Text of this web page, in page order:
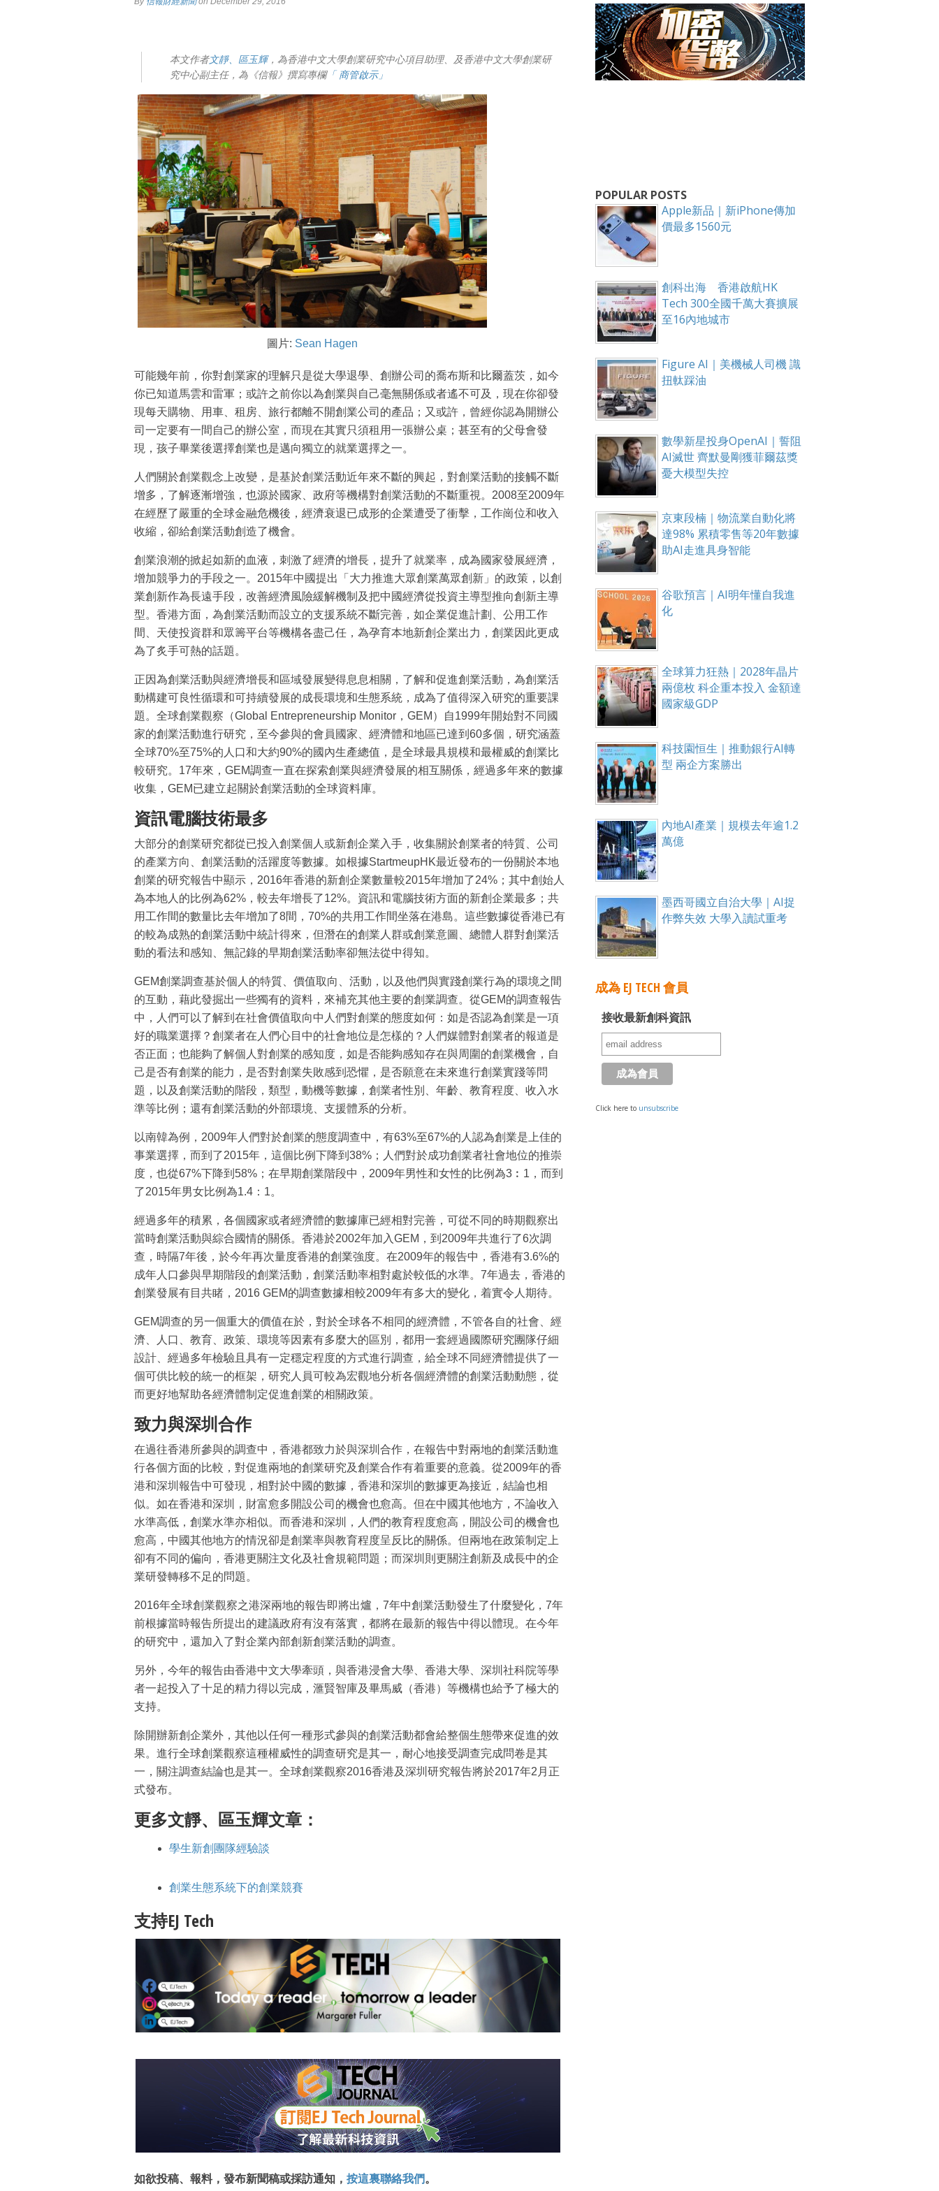
本文作者文靜、區玉輝，為香港中文大學創業研究中心項目助理、及香港中文大學創業研
究中心副主任，為《信報》撰寫專欄「 商管啟示」
圖片: Sean Hagen
可能幾年前，你對創業家的理解只是從大學退學、創辦公司的喬布斯和比爾蓋茨，如今
你已知道馬雲和雷軍；或許之前你以為創業與自己毫無關係或者遙不可及，現在你卻發
現每天購物、用車、租房、旅行都離不開創業公司的產品；又或許，曾經你認為開辦公
司一定要有一間自己的辦公室，而現在其實只須租用一張辦公桌；甚至有的父母會發
現，孩子畢業後選擇創業也是邁向獨立的就業選擇之一。
人們關於創業觀念上改變，是基於創業活動近年來不斷的興起，對創業活動的接觸不斷
增多，了解逐漸增強，也源於國家、政府等機構對創業活動的不斷重視。2008至2009年
在經歷了嚴重的全球金融危機後，經濟衰退已成形的企業遭受了衝擊，工作崗位和收入
收縮，卻給創業活動創造了機會。
創業浪潮的掀起如新的血液，刺激了經濟的增長，提升了就業率，成為國家發展經濟，
增加競爭力的手段之一。2015年中國提出「大力推進大眾創業萬眾創新」的政策，以創
業創新作為長遠手段，改善經濟風險緩解機制及把中國經濟從投資主導型推向創新主導
型。香港方面，為創業活動而設立的支援系統不斷完善，如企業促進計劃、公用工作
間、天使投資群和眾籌平台等機構各盡己任，為孕育本地新創企業出力，創業因此更成
為了炙手可熱的話題。
正因為創業活動與經濟增長和區域發展變得息息相關，了解和促進創業活動，為創業活
動構建可良性循環和可持續發展的成長環境和生態系統，成為了值得深入研究的重要課
題。全球創業觀察（Global Entrepreneurship Monitor，GEM）自1999年開始對不同國
家的創業活動進行研究，至今參與的會員國家、經濟體和地區已達到60多個，研究涵蓋
全球70%至75%的人口和大約90%的國內生產總值，是全球最具規模和最權威的創業比
較研究。17年來，GEM調查一直在探索創業與經濟發展的相互關係，經過多年來的數據
收集，GEM已建立起關於創業活動的全球資料庫。
資訊電腦技術最多
大部分的創業研究都從已投入創業個人或新創企業入手，收集關於創業者的特質、公司
的產業方向、創業活動的活躍度等數據。如根據StartmeupHK最近發布的一份關於本地
創業的研究報告中顯示，2016年香港的新創企業數量較2015年增加了24%；其中創始人
為本地人的比例為62%，較去年增長了12%。資訊和電腦技術方面的新創企業最多；共
用工作間的數量比去年增加了8間，70%的共用工作間坐落在港島。這些數據從香港已有
的較為成熟的創業活動中統計得來，但潛在的創業人群或創業意圖、總體人群對創業活
動的看法和感知、無記錄的早期創業活動率卻無法從中得知。
GEM創業調查基於個人的特質、價值取向、活動，以及他們與實踐創業行為的環境之間
的互動，藉此發掘出一些獨有的資料，來補充其他主要的創業調查。從GEM的調查報告
中，人們可以了解到在社會價值取向中人們對創業的態度如何：如是否認為創業是一項
好的職業選擇？創業者在人們心目中的社會地位是怎樣的？人們媒體對創業者的報道是
否正面；也能夠了解個人對創業的感知度，如是否能夠感知存在與周圍的創業機會，自
己是否有創業的能力，是否對創業失敗感到恐懼，是否願意在未來進行創業實踐等問
題，以及創業活動的階段，類型，動機等數據，創業者性別、年齡、教育程度、收入水
準等比例；還有創業活動的外部環境、支援體系的分析。
以南韓為例，2009年人們對於創業的態度調查中，有63%至67%的人認為創業是上佳的
事業選擇，而到了2015年，這個比例下降到38%；人們對於成功創業者社會地位的推崇
度，也從67%下降到58%；在早期創業階段中，2009年男性和女性的比例為3︰1，而到
了2015年男女比例為1.4：1。
經過多年的積累，各個國家或者經濟體的數據庫已經相對完善，可從不同的時期觀察出
當時創業活動與綜合國情的關係。香港於2002年加入GEM，到2009年共進行了6次調
查，時隔7年後，於今年再次量度香港的創業強度。在2009年的報告中，香港有3.6%的
成年人口參與早期階段的創業活動，創業活動率相對處於較低的水準。7年過去，香港的
創業發展有目共睹，2016 GEM的調查數據相較2009年有多大的變化，着實令人期待。
GEM調查的另一個重大的價值在於，對於全球各不相同的經濟體，不管各自的社會、經
濟、人口、教育、政策、環境等因素有多麼大的區別，都用一套經過國際研究團隊仔細
設計、經過多年檢驗且具有一定穩定程度的方式進行調查，給全球不同經濟體提供了一
個可供比較的統一的框架，研究人員可較為宏觀地分析各個經濟體的創業活動動態，從
而更好地幫助各經濟體制定促進創業的相關政策。
致力與深圳合作
在過往香港所參與的調查中，香港都致力於與深圳合作，在報告中對兩地的創業活動進
行各個方面的比較，對促進兩地的創業研究及創業合作有着重要的意義。從2009年的香
港和深圳報告中可發現，相對於中國的數據，香港和深圳的數據更為接近，結論也相
似。如在香港和深圳，財富愈多開設公司的機會也愈高。但在中國其他地方，不論收入
水準高低，創業水準亦相似。而香港和深圳，人們的教育程度愈高，開設公司的機會也
愈高，中國其他地方的情況卻是創業率與教育程度呈反比的關係。但兩地在政策制定上
卻有不同的偏向，香港更關注文化及社會規範問題；而深圳則更關注創新及成長中的企
業研發轉移不足的問題。
2016年全球創業觀察之港深兩地的報告即將出爐，7年中創業活動發生了什麼變化，7年
前根據當時報告所提出的建議政府有沒有落實，都將在最新的報告中得以體現。在今年
的研究中，還加入了對企業內部創新創業活動的調查。
另外，今年的報告由香港中文大學牽頭，與香港浸會大學、香港大學、深圳社科院等學
者一起投入了十足的精力得以完成，滙賢智庫及畢馬威（香港）等機構也給予了極大的
支持。
除開辦新創企業外，其他以任何一種形式參與的創業活動都會給整個生態帶來促進的效
果。進行全球創業觀察這種權威性的調查研究是其一，耐心地接受調查完成問卷是其
一，關注調查結論也是其一。全球創業觀察2016香港及深圳研究報告將於2017年2月正
式發布。
更多文靜、區玉輝文章：
學生新創團隊經驗談
創業生態系統下的創業競賽
支持EJ Tech
如欲投稿、報料，發布新聞稿或採訪通知， 按這裏聯絡我們。
POPULAR POSTS
Apple新品｜新iPhone傳加
價最多1560元
創科出海 香港啟航HK
Tech 300全國千萬大賽擴展
至16內地城市
Figure AI｜美機械人司機 識
扭軚踩油
數學新星投身OpenAI｜誓阻
AI滅世 齊默曼剛獲菲爾茲獎
憂大模型失控
京東段楠｜物流業自動化將
達98% 累積零售等20年數據
助AI走進具身智能
谷歌預言｜AI明年懂自我進
化
全球算力狂熱｜2028年晶片
兩億枚 科企重本投入 金額達
國家級GDP
科技園恒生｜推動銀行AI轉
型 兩企方案勝出
內地AI產業｜規模去年逾1.2
萬億
墨西哥國立自治大學｜AI捉
作弊失效 大學入讀試重考
成為 EJ TECH 會員
接收最新創科資訊
Click here to unsubscribe
成為 EJ Tech 會員
最新資訊（附創業懶人包），直達郵箱！